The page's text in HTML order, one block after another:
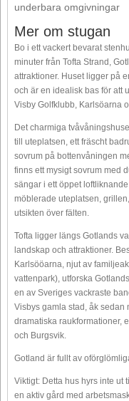
underbara omgivningar
Mer om stugan
Bo i ett vackert bevarat
minuter från Tofta Strand,
attraktioner. Huset ligger på
och är en idealisk bas för att
Visby Golfklubb, Karlsöarna
Det charmiga
till uteplatsen, ett fräscht
sovrum på bottenvåningen
finns ett mysigt sovrum med
sängar i ett öppet
möblerade uteplatsen,
utsikten över fälten.
Tofta ligger längs Gotlands
landskap och attraktioner.
Karlsööarna, njut av
vattenpark), utforska
en av Sveriges vackraste
Visbys gamla stad, åk sedan
dramatiska raukformationer,
och Burgsvik.
Gotland är fullt av
Viktigt: Detta hus hyrs inte ut
en aktiv gård med